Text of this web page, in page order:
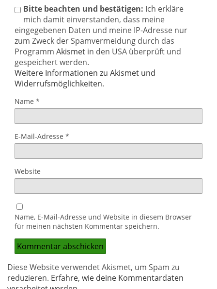
Bitte beachten und bestätigen: Ich erkläre
mich damit einverstanden, dass meine
eingegebenen Daten und meine IP-Adresse nur
zum Zweck der Spamvermeidung durch das
Programm Akismet in den USA überprüft und
gespeichert werden.
Weitere Informationen zu Akismet und
Widerrufsmöglichkeiten.
Name *
E-Mail-Adresse *
Website
Name, E-Mail-Adresse und Website in diesem Browser
für meinen nächsten Kommentar speichern.
Diese Website verwendet Akismet, um Spam zu
reduzieren. Erfahre, wie deine Kommentardaten